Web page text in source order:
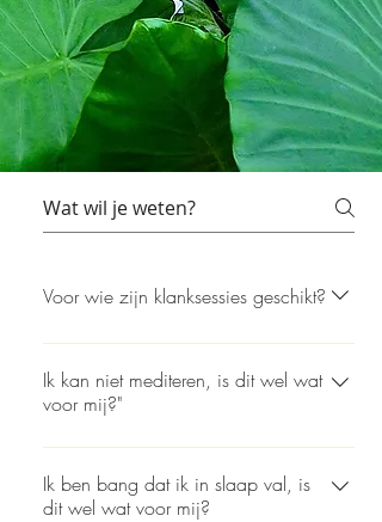
Voor wie zijn klanksessies geschikt?
Klanksessies zijn geschikt voor
iedereen, van jong tot oud. Of je nu
op zoek bent naar diepe ontspanning,
biedt een unieke ervaring. Vooral
Ik kan niet mediteren, is dit wel wat
voor mij?"
Jazeker! Juist als je mediteren moeilijk
vind of jezelf er niet de tijd voor gunt is
een klanksessie een goed alternatief.
Ik ben bang dat ik in slaap val, is
dit wel wat voor mij?